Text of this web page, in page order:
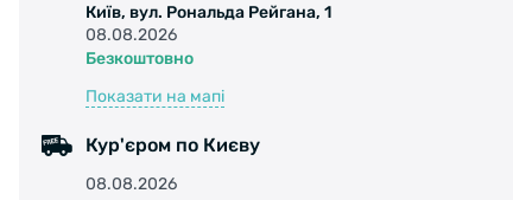
Київ, вул. Рональда Рейгана, 1
08.08.2026
Безкоштовно
Показати на мапі
Кур'єром по Києву
08.08.2026